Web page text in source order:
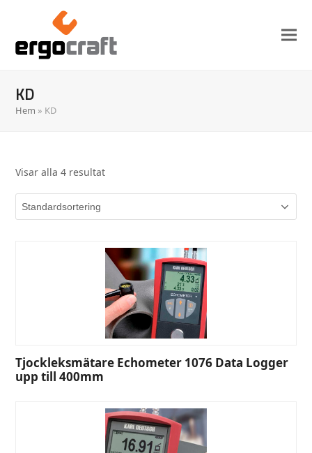
KD
Hem » KD
Visar alla 4 resultat
Tjockleksmätare Echometer 1076 Data Logger
upp till 400mm